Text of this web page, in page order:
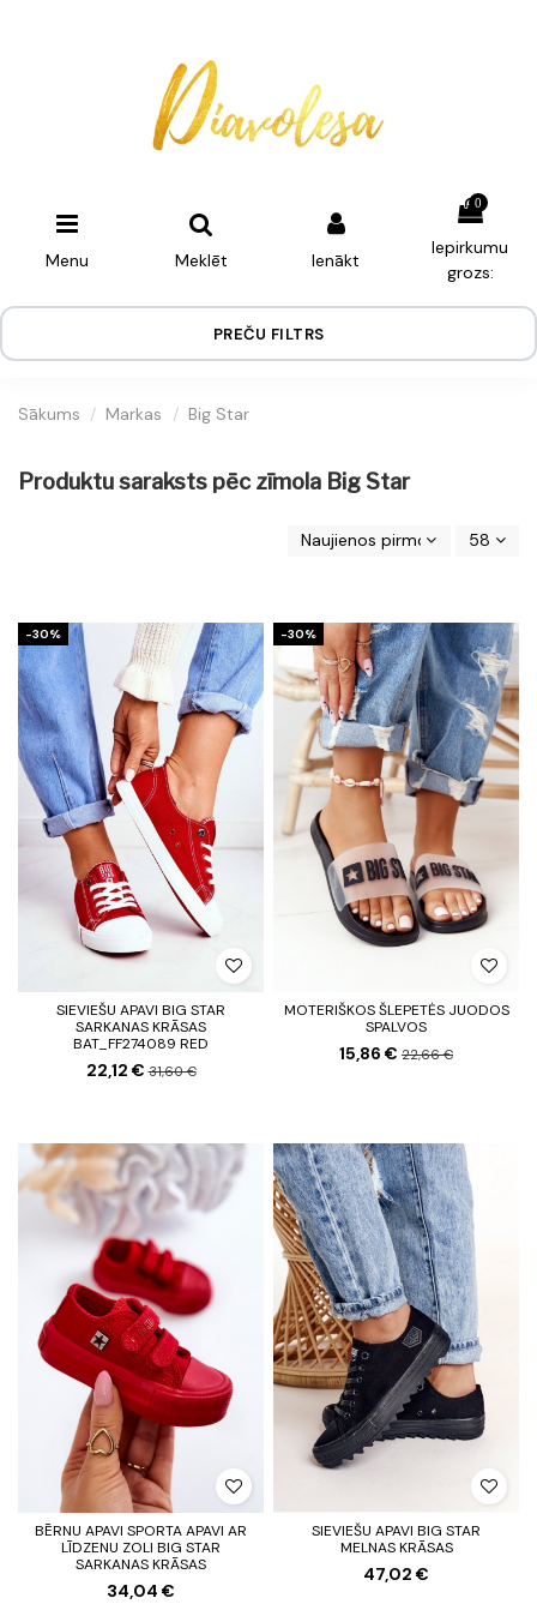
Menu Meklēt Ienākt
0
Iepirkumu
grozs:
PREČU FILTRS
Sākums Markas Big Star
Produktu saraksts pēc zīmola Big Star
Naujienos pirmos 58
-30%
SIEVIEŠU APAVI BIG STAR
SARKANAS KRĀSAS
BAT_FF274089 RED
22,12 €31,60 €
-30%
MOTERIŠKOS ŠLEPETĖS JUODOS
SPALVOS
15,86 € 22,66 €
BĒRNU APAVI SPORTA APAVI AR
LĪDZENU ZOLI BIG STAR
SARKANAS KRĀSAS
34,04 €
SIEVIEŠU APAVI BIG STAR
MELNAS KRĀSAS
47,02 €